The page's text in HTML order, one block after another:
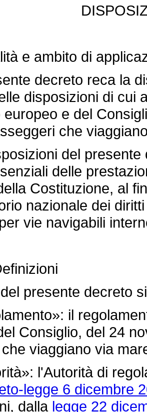
e ambito di
decreto reca la
disposizioni di cui
europeo e del
che
del presente
delle
Costituzione, al
nazionale dei
vie navigabili
presente decreto
il
Consiglio, del 24
viaggiano via
l'Autorità di
legge 6 dicembre
dalla legge 22